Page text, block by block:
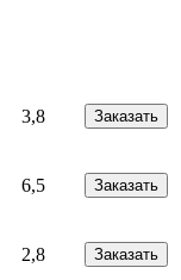
3,8 Заказать
6,5 Заказать
2,8 Заказать